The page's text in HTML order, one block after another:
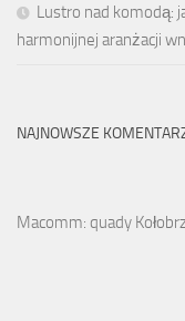
Lustro nad komodą:
harmonijnej aranżacji
NAJNOWSZE
Macomm: quady